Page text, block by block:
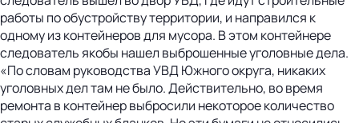
работы по обустройству территории, и направился к
одному из контейнеров для мусора. В этом контейнере
следователь якобы нашел выброшенные уголовные дела.
«По словам руководства УВД Южного округа, никаких
уголовных дел там не было. Действительно, во время
ремонта в контейнер выбросили некоторое количество